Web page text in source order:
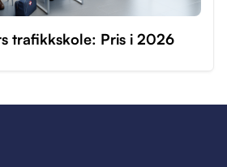
trafikkskole: Pris i 2026